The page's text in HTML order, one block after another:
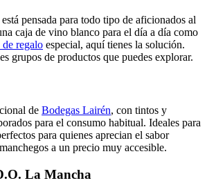
está pensada para todo tipo de aficionados al
caja de vino blanco para el día a día como
de regalo especial, aquí tienes la solución.
grupos de productos que puedes explorar.
de Bodegas Lairén, con tintos y
para el consumo habitual. Ideales para
para quienes aprecian el sabor
a un precio muy accesible.
La Mancha